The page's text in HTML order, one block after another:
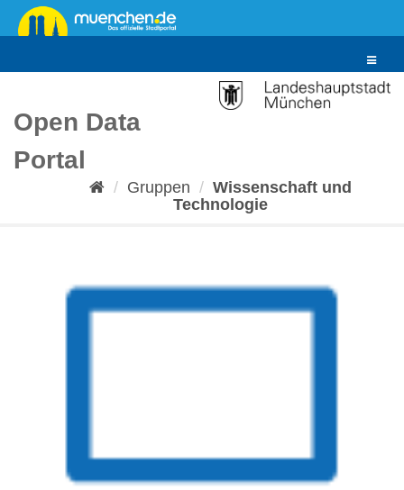
Überspringen
zum
Toggle
Open Data
Portal
Gruppen
Wissenschaft und
Technologie